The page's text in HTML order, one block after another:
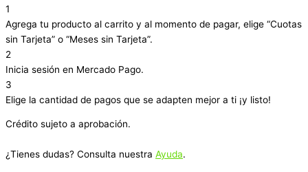
1
Agrega tu producto al carrito y al momento de pagar, elige “Cuotas
sin Tarjeta” o “Meses sin Tarjeta”.
2
Inicia sesión en Mercado Pago.
3
Elige la cantidad de pagos que se adapten mejor a ti ¡y listo!
Crédito sujeto a aprobación.
¿Tienes dudas? Consulta nuestra Ayuda.